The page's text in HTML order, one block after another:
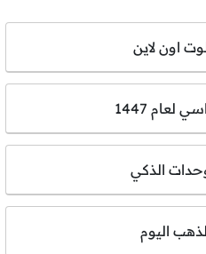
اون لاين
لعام 1447
الذكي
اليوم